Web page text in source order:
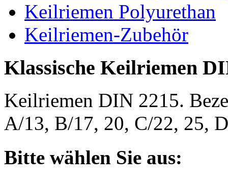
Keilriemen Polyurethan
Keilriemen-Zubehör
Klassische Keilriemen
Keilriemen DIN 2215.
A/13, B/17, 20, C/22, 25,
Bitte wählen Sie aus: